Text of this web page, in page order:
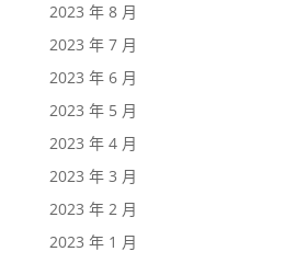
2023 年 8 月
2023 年 7 月
2023 年 6 月
2023 年 5 月
2023 年 4 月
2023 年 3 月
2023 年 2 月
2023 年 1 月